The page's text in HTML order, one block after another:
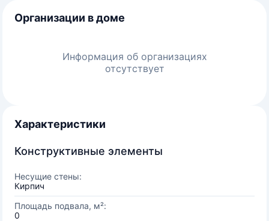
Организации в доме
Информация об организациях
отсутствует
Характеристики
Конструктивные элементы
Несущие стены:
Кирпич
Площадь подвала, м²:
0